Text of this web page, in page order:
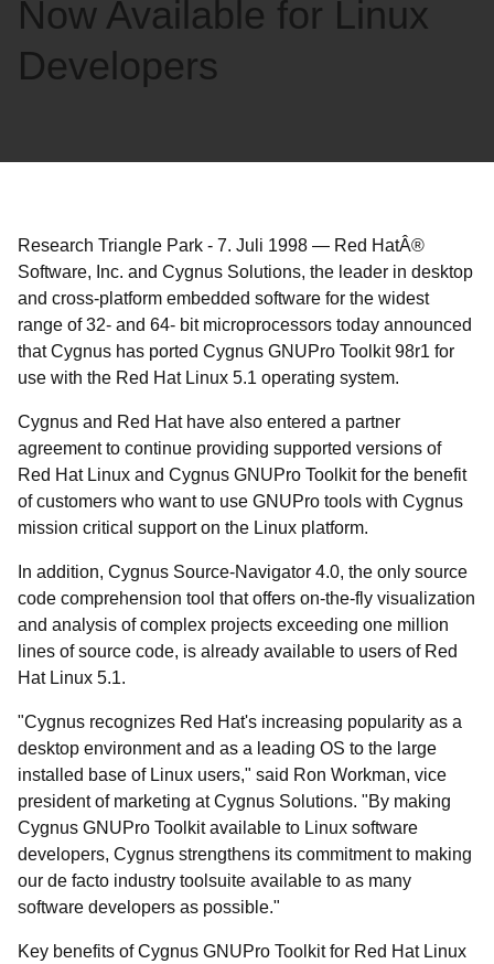
Now Available for Linux
Developers
Research Triangle Park - 7. Juli 1998 — Red HatÂ®
Software, Inc. and Cygnus Solutions, the leader in desktop
and cross-platform embedded software for the widest
range of 32- and 64- bit microprocessors today announced
that Cygnus has ported Cygnus GNUPro Toolkit 98r1 for
use with the Red Hat Linux 5.1 operating system.
Cygnus and Red Hat have also entered a partner
agreement to continue providing supported versions of
Red Hat Linux and Cygnus GNUPro Toolkit for the benefit
of customers who want to use GNUPro tools with Cygnus
mission critical support on the Linux platform.
In addition, Cygnus Source-Navigator 4.0, the only source
code comprehension tool that offers on-the-fly visualization
and analysis of complex projects exceeding one million
lines of source code, is already available to users of Red
Hat Linux 5.1.
"Cygnus recognizes Red Hat's increasing popularity as a
desktop environment and as a leading OS to the large
installed base of Linux users," said Ron Workman, vice
president of marketing at Cygnus Solutions. "By making
Cygnus GNUPro Toolkit available to Linux software
developers, Cygnus strengthens its commitment to making
our de facto industry toolsuite available to as many
software developers as possible."
Key benefits of Cygnus GNUPro Toolkit for Red Hat Linux